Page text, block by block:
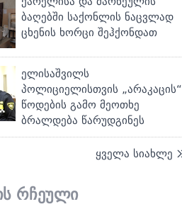
ბაღებში საქონლის ნაცვლად
ცხენის ხორცი შეჰქონდათ
ელისაშვილს
პოლიციელისთვის „არაკაცის“
წოდების გამო მეოთხე
ბრალდება წარუდგინეს
ყველა სიახლე
რჩეული